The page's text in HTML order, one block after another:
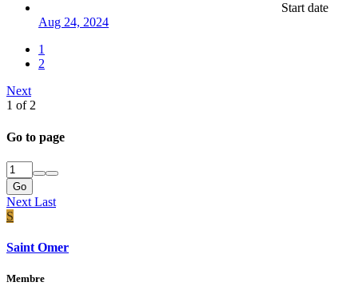
Start date
Aug 24, 2024
1
2
Next
1 of 2
Go to page
Go
Next Last
S
Saint Omer
Membre